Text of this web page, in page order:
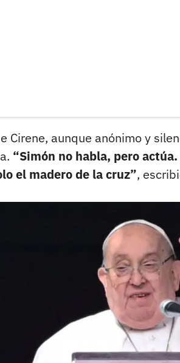
Cirene, aunque anónimo y
“Simón no habla, pero
el madero de la cruz”,